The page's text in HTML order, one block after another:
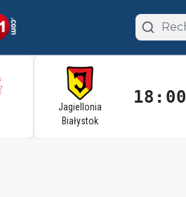
Jagiellonia
Białystok
18:00